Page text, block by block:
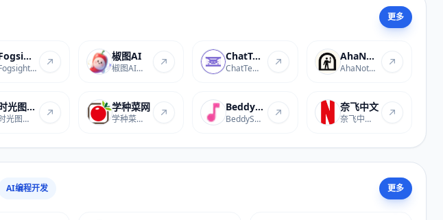
更多
Fogsight Agent｜雾象
Fogsight Agent雾象是专...
椒图AI
椒图AI是专注于图像创作...
ChatTempMail
ChatTempMail是提供临时...
AhaNote
AhaNote是一款好用的常用...
时光图书馆
时光图书馆是一个提供海...
学种菜网
学种菜网是专注于蔬菜种...
BeddySongs 全球儿歌乐园
BeddySongs 全球儿歌乐园...
奈飞中文
奈飞中文网是一个提供Ne...
AI编程开发 更多